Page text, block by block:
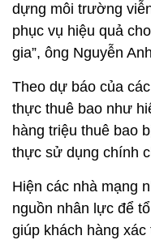
dựng môi trường
phục vụ hiệu quả
gia”, ông Nguyễn
Theo dự báo của
thực thuê bao như
hàng triệu thuê bao
thực sử dụng chính
Hiện các nhà mạng
nguồn nhân lực để
giúp khách hàng